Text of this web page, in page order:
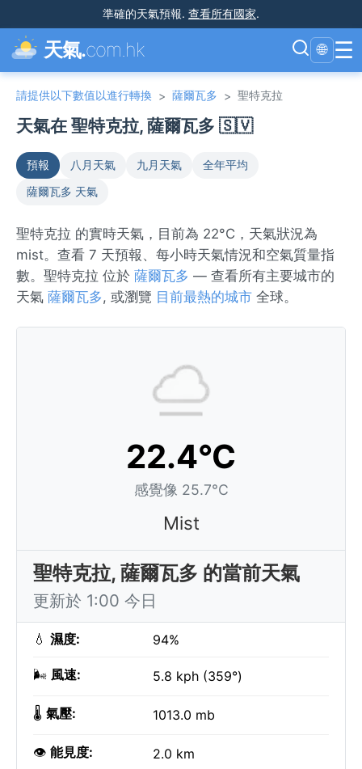
準確的天氣預報. 查看所有國家.
天氣.com.hk 🌐 ☰
請提供以下數值以進行轉換 > 薩爾瓦多 > 聖特克拉
天氣在 聖特克拉, 薩爾瓦多 🇸🇻
預報 八月天氣 九月天氣
全年平均
薩爾瓦多 天氣
聖特克拉 的實時天氣，目前為 22°C，天氣狀況為
mist。查看 7 天預報、每小時天氣情況和空氣質量指
數。聖特克拉 位於 薩爾瓦多 — 查看所有主要城市的
天氣 薩爾瓦多, 或瀏覽 目前最熱的城市 全球。
22.4°C
感覺像 25.7°C
Mist
聖特克拉, 薩爾瓦多 的當前天氣
更新於 1:00 今日
💧 濕度: 94%
🌬️ 風速: 5.8 kph (359°)
🌡️ 氣壓: 1013.0 mb
👁️ 能見度: 2.0 km